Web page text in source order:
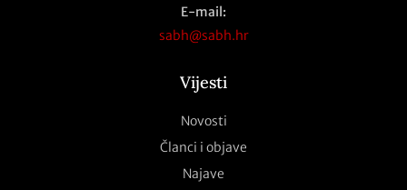
E-mail:
sabh@sabh.hr
Vijesti
Novosti
Članci i objave
Najave